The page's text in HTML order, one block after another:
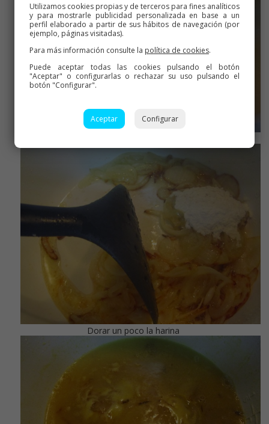
Dorar un poco la harina
Utilizamos cookies propias y de terceros para fines analíticos
y para mostrarle publicidad personalizada en base a un
perfil elaborado a partir de sus hábitos de navegación (por
ejemplo, páginas visitadas).
Para más información consulte la política de cookies.
Puede aceptar todas las cookies pulsando el botón
"Aceptar" o configurarlas o rechazar su uso pulsando el
botón "Configurar".
Aceptar Configurar